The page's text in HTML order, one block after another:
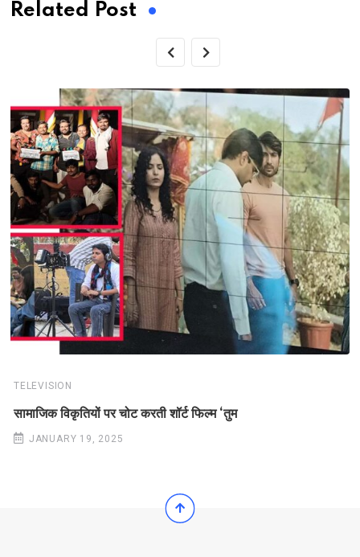
Related Post
TELEVISION
सामाजिक विकृतियों पर चोट करती शॉर्ट फिल्म ‘तुम
JANUARY 19, 2025